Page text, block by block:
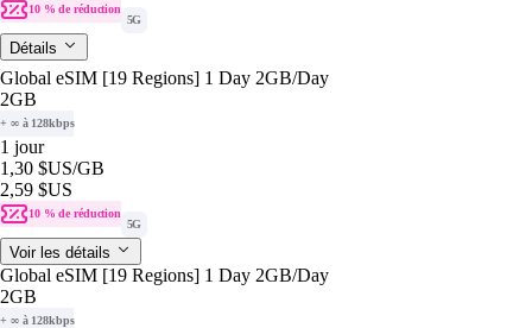
10 % de réduction
5G
Détails
Global eSIM [19 Regions] 1 Day 2GB/Day
2GB
+ ∞ à 128kbps
1 jour
1,30 $US/GB
2,59 $US
10 % de réduction
5G
Voir les détails
Global eSIM [19 Regions] 1 Day 2GB/Day
2GB
+ ∞ à 128kbps